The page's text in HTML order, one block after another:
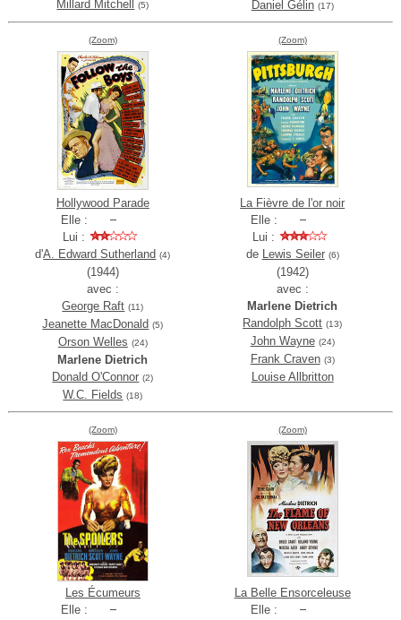
Millard Mitchell
(5) Daniel Gélin (17)
(Zoom)
Hollywood Parade
Elle :
Lui :
d'A. Edward Sutherland (4)
(1944)
avec :
George Raft (11)
Jeanette MacDonald (5)
Orson Welles (24)
Marlene Dietrich
Donald O'Connor (2)
W.C. Fields (18)
(Zoom)
La Fièvre de l'or noir
Elle :
Lui :
de Lewis Seiler (6)
(1942)
avec :
Marlene Dietrich
Randolph Scott (13)
John Wayne (24)
Frank Craven (3)
Louise Allbritton
(Zoom)
Les Écumeurs
Elle :
(Zoom)
La Belle Ensorceleuse
Elle :